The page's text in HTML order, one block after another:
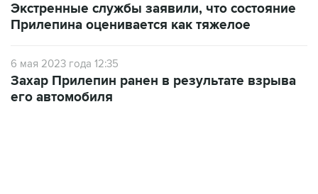
Экстренные службы заявили, что состояние
Прилепина оценивается как тяжелое
6 мая 2023 года 12:35
Захар Прилепин ранен в результате взрыва
его автомобиля